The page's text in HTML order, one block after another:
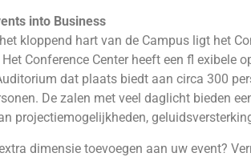
into Business
kloppend hart van de Campus ligt het
Conference Center heeft een fl exibele
dat plaats biedt aan circa 300
De zalen met veel daglicht bieden
projectiemogelijkheden,
dimensie toevoegen aan uw event?